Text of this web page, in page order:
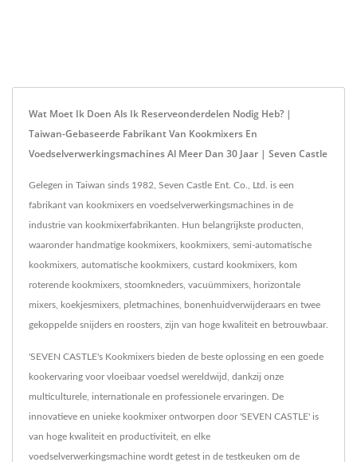
Wat Moet Ik Doen Als Ik Reserveonderdelen Nodig Heb? |
Taiwan-Gebaseerde Fabrikant Van Kookmixers En
Voedselverwerkingsmachines Al Meer Dan 30 Jaar | Seven Castle
Gelegen in Taiwan sinds 1982, Seven Castle Ent. Co., Ltd. is een
fabrikant van kookmixers en voedselverwerkingsmachines in de
industrie van kookmixerfabrikanten. Hun belangrijkste producten,
waaronder handmatige kookmixers, kookmixers, semi-automatische
kookmixers, automatische kookmixers, custard kookmixers, kom
roterende kookmixers, stoomkneders, vacuümmixers, horizontale
mixers, koekjesmixers, pletmachines, bonenhuidverwijderaars en twee
gekoppelde snijders en roosters, zijn van hoge kwaliteit en betrouwbaar.
'SEVEN CASTLE's Kookmixers bieden de beste oplossing en een goede
kookervaring voor vloeibaar voedsel wereldwijd, dankzij onze
multiculturele, internationale en professionele ervaringen. De
innovatieve en unieke kookmixer ontworpen door 'SEVEN CASTLE' is
van hoge kwaliteit en productiviteit, en elke
voedselverwerkingsmachine wordt getest in de testkeuken om de